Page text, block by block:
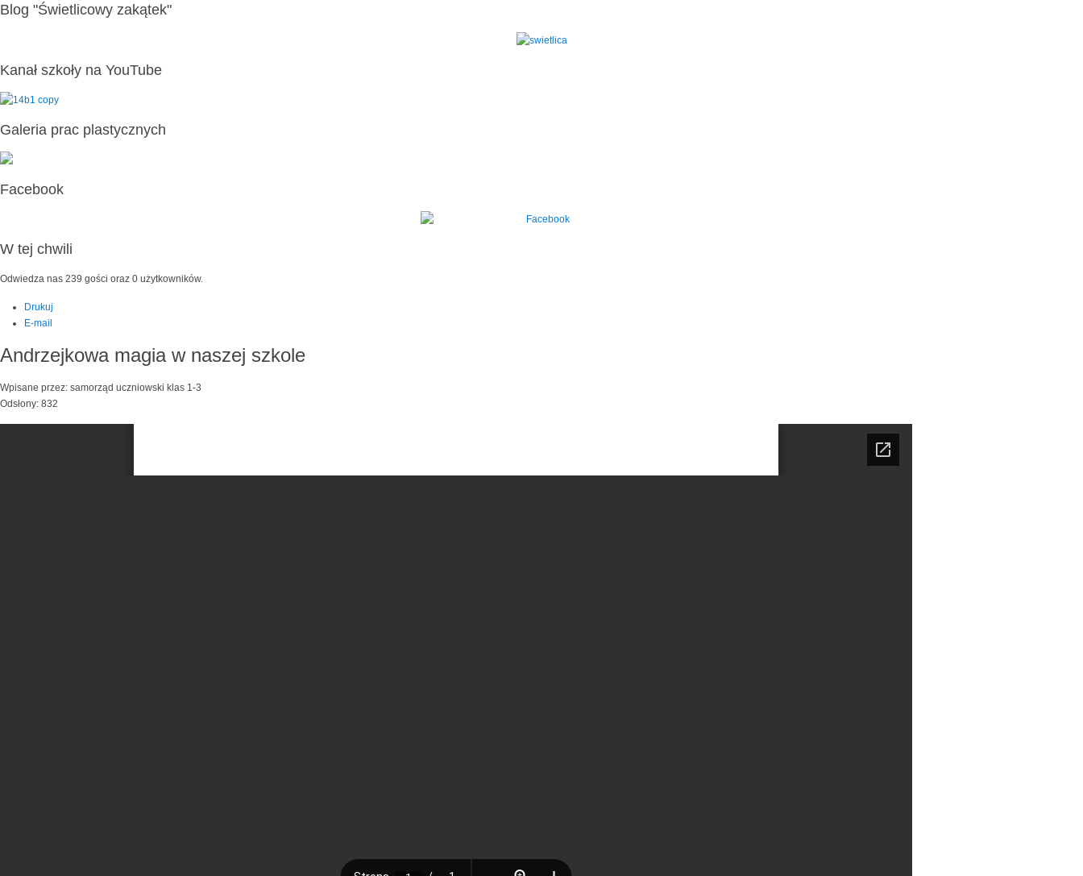
Blog "Świetlicowy zakątek"
Kanał szkoły na YouTube
Galeria prac plastycznych
Facebook
W tej chwili
Odwiedza nas 239 gości oraz 0 użytkowników.
Drukuj
E-mail
Andrzejkowa magia w naszej szkole
Wpisane przez: samorząd uczniowski klas 1-3
Odsłony: 832